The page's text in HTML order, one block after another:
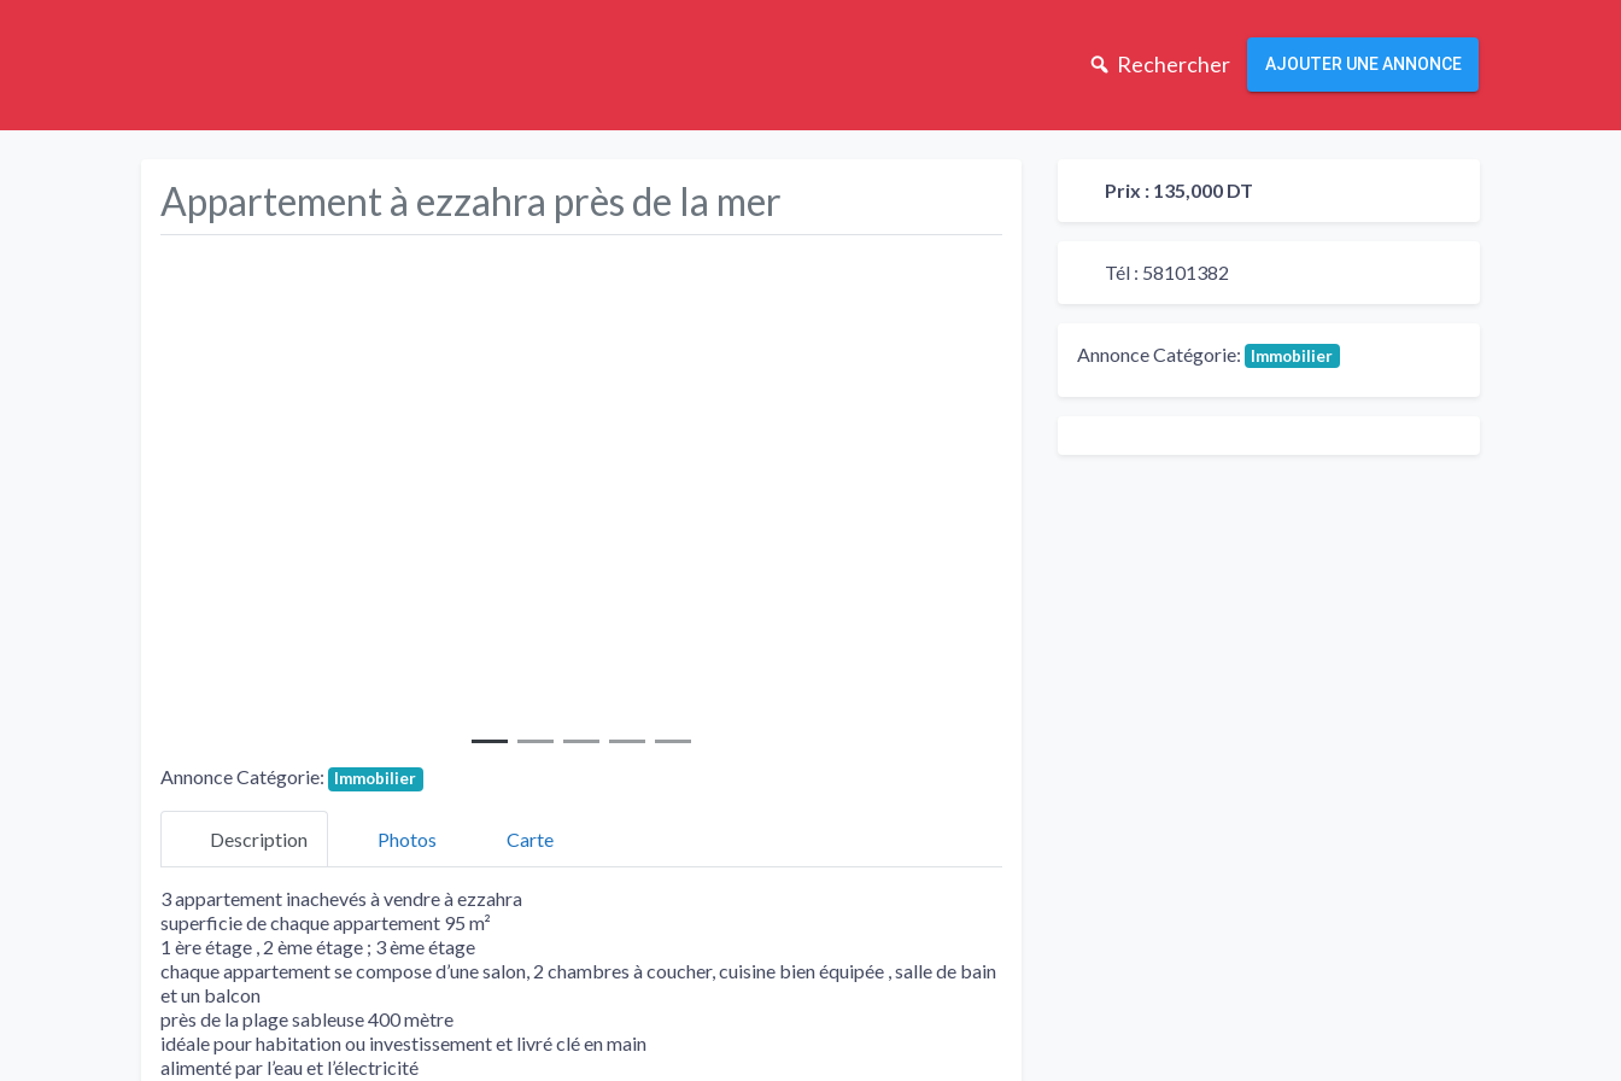
Rechercher AJOUTER UNE ANNONCE
Appartement à ezzahra près de la mer
Annonce Catégorie: Immobilier
Description Photos Carte
3 appartement inachevés à vendre à ezzahra
superficie de chaque appartement 95 m²
1 ère étage , 2 ème étage ; 3 ème étage
chaque appartement se compose d’une salon, 2 chambres à coucher, cuisine bien équipée , salle de bain
et un balcon
près de la plage sableuse 400 mètre
idéale pour habitation ou investissement et livré clé en main
alimenté par l’eau et l’électricité
Prix : 135,000 DT
Tél : 58101382
Annonce Catégorie: Immobilier